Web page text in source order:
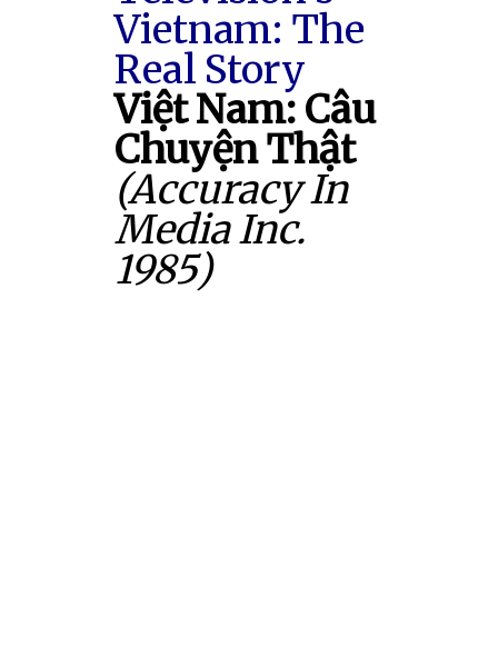
Vietnam: The
Real Story
Việt Nam: Câu
Chuyện Thật
(Accuracy In
Media Inc.
1985)